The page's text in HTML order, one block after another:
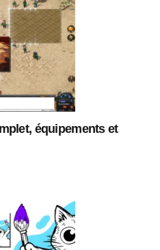
équipements et